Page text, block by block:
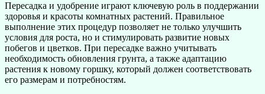
Пересадка и удобрение играют ключевую роль в поддержании
здоровья и красоты комнатных растений. Правильное
выполнение этих процедур позволяет не только улучшить
условия для роста, но и стимулировать развитие новых
побегов и цветков. При пересадке важно учитывать
необходимость обновления грунта, а также адаптацию
растения к новому горшку, который должен соответствовать
его размерам и потребностям.